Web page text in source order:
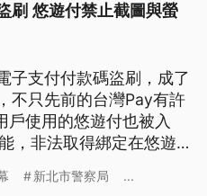
刷 悠遊付禁止截圖與螢
子支付付款碼盜刷，成了
不只先前的台灣Pay有許
使用的悠遊付也被入
，非法取得綁定在悠遊付
這類掃碼盜刷案件，就抓
新北市警察局 ...